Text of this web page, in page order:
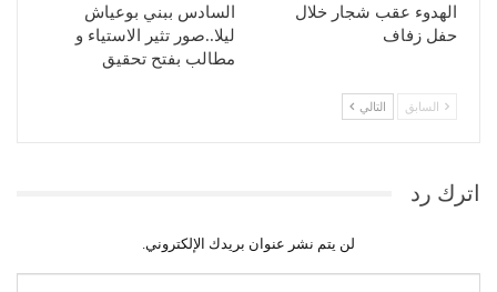
الهدوء عقب شجار خلال
حفل زفاف
السادس ببني بوعياش
ليلا..صور تثير الاستياء و
مطالب بفتح تحقيق
السابق التالي
اترك رد
لن يتم نشر عنوان بريدك الإلكتروني.